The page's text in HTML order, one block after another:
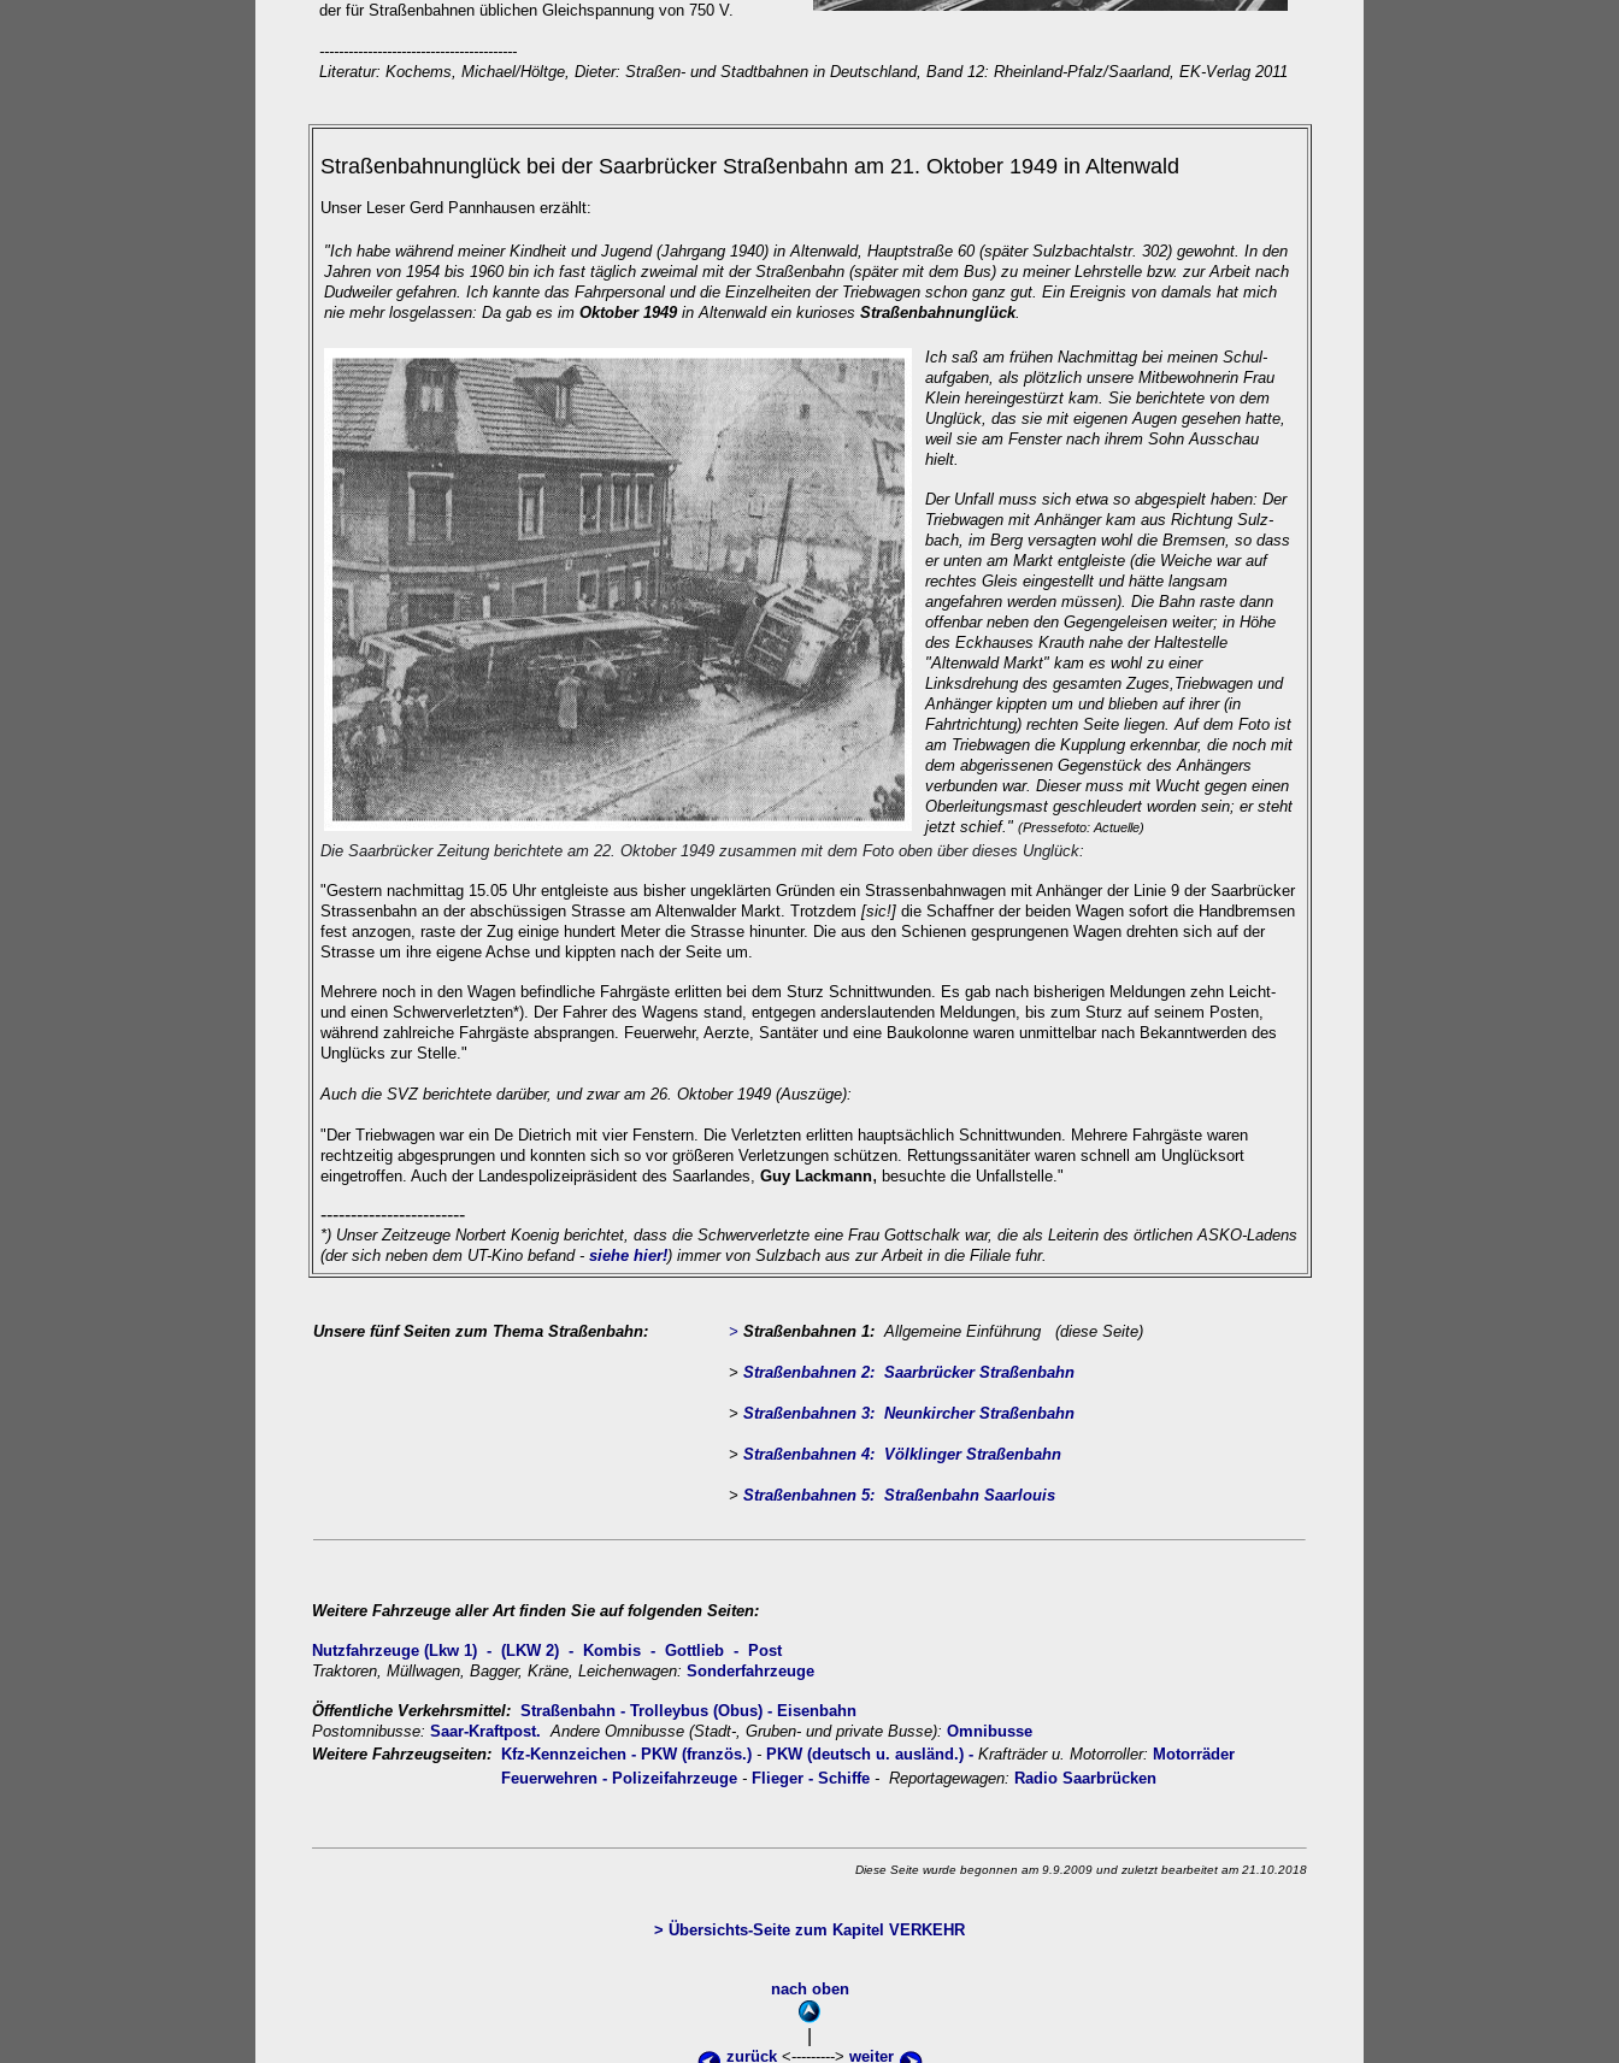
der für Straßenbahnen üblichen Gleichspannung von 750 V.
-----------------------------------------
Literatur: Kochems, Michael/Höltge, Dieter: Straßen- und Stadtbahnen in Deutschland, Band 12: Rheinland-Pfalz/Saarland, EK-Verlag 2011
Straßenbahnunglück bei der Saarbrücker Straßenbahn am 21. Oktober 1949 in Altenwald
Unser Leser Gerd Pannhausen erzählt:
"Ich habe während meiner Kindheit und Jugend (Jahrgang 1940) in Altenwald, Hauptstraße 60 (später Sulzbachtalstr. 302) gewohnt. In den
Jahren von 1954 bis 1960 bin ich fast täglich zweimal mit der Straßenbahn (später mit dem Bus) zu meiner Lehrstelle bzw. zur Arbeit nach
Dudweiler gefahren. Ich kannte das Fahrpersonal und die Einzelheiten der Triebwagen schon ganz gut. Ein Ereignis von damals hat mich
nie mehr losgelassen: Da gab es imOktober 1949in Altenwald ein kurioses Straßenbahnunglück.
Ichsaß am frühen Nachmittag bei meinen Schul-
aufgaben, als plötzlich unsere Mitbewohnerin Frau
Klein hereingestürzt kam. Sie berichtete von dem
Unglück, das sie mit eigenen Augen gesehen hatte,
weil sie am Fenster nach ihrem Sohn Ausschau
hielt.
Der Unfall muss sich etwa so abgespielt haben: Der
Triebwagen mit Anhänger kam aus Richtung Sulz-
bach, im Berg versagten wohl die Bremsen, so dass
er unten am Markt entgleiste (die Weiche war auf
rechtes Gleis eingestellt und hätte langsam
angefahren werden müssen). Die Bahn raste dann
offenbar neben den Gegengeleisen weiter; in Höhe
des Eckhauses Krauth nahe der Haltestelle
"Altenwald Markt" kam es wohl zu einer
Linksdrehung des gesamten Zuges,Triebwagen und
Anhänger kippten um und blieben auf ihrer (in
Fahrtrichtung) rechten Seite liegen. Auf dem Foto ist
am Triebwagen die Kupplung erkennbar, die noch mit
dem abgerissenen Gegenstück des Anhängers
verbunden war. Dieser muss mit Wucht gegen einen
Oberleitungsmast geschleudert worden sein; er steht
jetzt schief." (Pressefoto: Actuelle)
Die Saarbrücker Zeitung berichtete am 22. Oktober 1949 zusammen mit dem Foto oben über dieses Unglück:
"Gestern nachmittag 15.05 Uhr entgleiste aus bisher ungeklärten Gründen ein Strassenbahnwagen mit Anhänger der Linie 9 der Saarbrücker
Strassenbahn an der abschüssigen Strasse am Altenwalder Markt. Trotzdem [sic!]die Schaffner der beiden Wagen sofort die Handbremsen
fest anzogen, raste der Zug einige hundert Meter die Strasse hinunter. Die aus den Schienen gesprungenen Wagen drehten sich auf der
Strasse um ihre eigene Achse und kippten nach der Seite um.
Mehrere noch in den Wagen befindliche Fahrgäste erlitten bei dem Sturz Schnittwunden. Es gab nach bisherigen Meldungen zehn Leicht-
und einen Schwerverletzten*). Der Fahrer des Wagens stand, entgegen anderslautenden Meldungen, bis zum Sturz auf seinem Posten,
während zahlreiche Fahrgäste absprangen. Feuerwehr, Aerzte, Santäter und eine Baukolonne waren unmittelbar nach Bekanntwerden des
Unglücks zur Stelle."
Auch die SVZ berichtete darüber, und zwar am 26. Oktober 1949 (Auszüge):
"Der Triebwagen war ein De Dietrich mit vier Fenstern. Die Verletzten erlitten hauptsächlich Schnittwunden. Mehrere Fahrgäste waren
rechtzeitig abgesprungen und konnten sich so vor größeren Verletzungen schützen. Rettungssanitäter waren schnell am Unglücksort
eingetroffen. Auch der Landespolizeipräsident des Saarlandes, Guy Lackmann, besuchte die Unfallstelle."
------------------------
*) Unser Zeitzeuge Norbert Koenigberichtet, dass die Schwerverletzte eine Frau Gottschalk war, die als Leiterin des örtlichen ASKO-Ladens
(der sich neben dem UT-Kino befand - siehe hier!) immer von Sulzbach aus zur Arbeit in die Filiale fuhr.
Unsere fünf Seiten zum Thema Straßenbahn: > Straßenbahnen 1:Allgemeine Einführung (diese Seite)
> Straßenbahnen 2: Saarbrücker Straßenbahn
> Straßenbahnen 3: Neunkircher Straßenbahn
> Straßenbahnen 4: Völklinger Straßenbahn
> Straßenbahnen 5: Straßenbahn Saarlouis
Weitere Fahrzeuge aller Art finden Sie auf folgenden Seiten:
Nutzfahrzeuge (Lkw 1) - (LKW 2) - Kombis - Gottlieb -
Post
Traktoren, Müllwagen, Bagger, Kräne, Leichenwagen: Sonderfahrzeuge
Öffentliche Verkehrsmittel: Straßenbahn - Trolleybus (Obus) - Eisenbahn
Postomnibusse: Saar-Kraftpost. Andere Omnibusse (Stadt-, Gruben- und private Busse): Omnibusse
Weitere Fahrzeugseiten:
Kfz-Kennzeichen - PKW (französ.) - PKW (deutsch u. ausländ.) - Krafträder u. Motorroller: Motorräder
Feuerwehren - Polizeifahrzeuge - Flieger - Schiffe - Reportagewagen: Radio Saarbrücken
Diese Seite wurde begonnen am 9.9.2009 und zuletzt bearbeitet am 21.10.2018
> Übersichts-Seite zum Kapitel VERKEHR
nach oben
zurück <---------> weiter